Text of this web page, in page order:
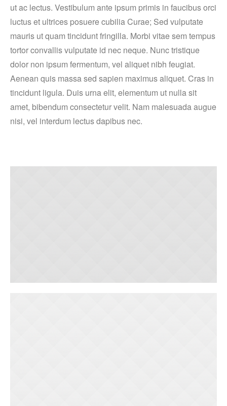
ut ac lectus. Vestibulum ante ipsum primis in faucibus orci
luctus et ultrices posuere cubilia Curae; Sed vulputate
mauris ut quam tincidunt fringilla. Morbi vitae sem tempus
tortor convallis vulputate id nec neque. Nunc tristique
dolor non ipsum fermentum, vel aliquet nibh feugiat.
Aenean quis massa sed sapien maximus aliquet. Cras in
tincidunt ligula. Duis urna elit, elementum ut nulla sit
amet, bibendum consectetur velit. Nam malesuada augue
nisi, vel interdum lectus dapibus nec.